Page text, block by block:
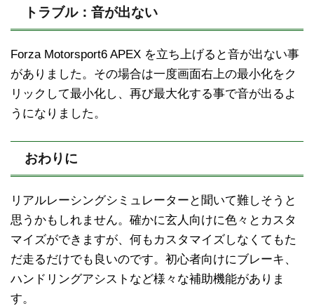
トラブル：音が出ない
Forza Motorsport6 APEX を立ち上げると音が出ない事
がありました。その場合は一度画面右上の最小化をク
リックして最小化し、再び最大化する事で音が出るよ
うになりました。
おわりに
リアルレーシングシミュレーターと聞いて難しそうと
思うかもしれません。確かに玄人向けに色々とカスタ
マイズができますが、何もカスタマイズしなくてもた
だ走るだけでも良いのです。初心者向けにブレーキ、
ハンドリングアシストなど様々な補助機能がありま
す。